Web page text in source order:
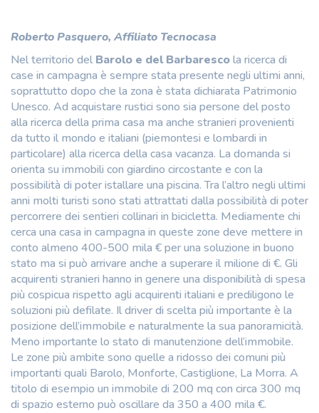
Roberto Pasquero, Affiliato Tecnocasa
Nel territorio del Barolo e del Barbarescola ricerca di
case in campagna è sempre stata presente negli ultimi anni,
soprattutto dopo che la zona è stata dichiarata Patrimonio
Unesco. Ad acquistare rustici sono sia persone del posto
alla ricerca della prima casa ma anche stranieri provenienti
da tutto il mondo e italiani (piemontesi e lombardi in
particolare) alla ricerca della casa vacanza. La domanda si
orienta su immobili con giardino circostante e con la
possibilità di poter istallare una piscina. Tra l’altro negli ultimi
anni molti turisti sono stati attrattati dalla possibilità di poter
percorrere dei sentieri collinari in bicicletta. Mediamente chi
cerca una casa in campagna in queste zone deve mettere in
conto almeno 400-500 mila € per una soluzione in buono
stato ma si può arrivare anche a superare il milione di €. Gli
acquirenti stranieri hanno in genere una disponibilità di spesa
più cospicua rispetto agli acquirenti italiani e prediligono le
soluzioni più defilate. Il driver di scelta più importante è la
posizione dell’immobile e naturalmente la sua panoramicità.
Meno importante lo stato di manutenzione dell’immobile.
Le zone più ambite sono quelle a ridosso dei comuni più
importanti quali Barolo, Monforte, Castiglione, La Morra. A
titolo di esempio un immobile di 200 mq con circa 300 mq
di spazio esterno può oscillare da 350 a 400 mila €.